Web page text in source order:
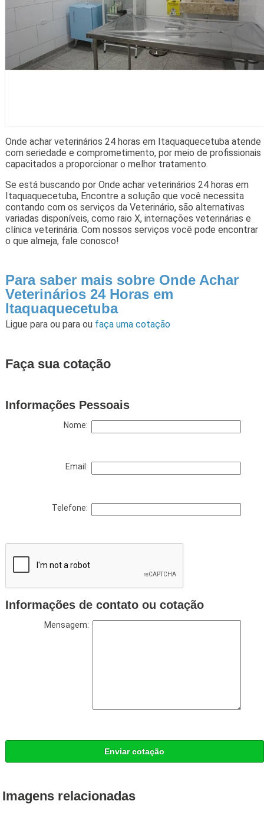
Onde achar veterinários 24 horas em Itaquaquecetuba atende
com seriedade e comprometimento, por meio de profissionais
capacitados a proporcionar o melhor tratamento.
Se está buscando por Onde achar veterinários 24 horas em
Itaquaquecetuba, Encontre a solução que você necessita
contando com os serviços da Veterinário, são alternativas
variadas disponíveis, como raio X, internações veterinárias e
clínica veterinária. Com nossos serviços você pode encontrar
o que almeja, fale conosco!
Para saber mais sobre Onde Achar
Veterinários 24 Horas em
Itaquaquecetuba
Ligue para ou para ou faça uma cotação
Faça sua cotação
Informações Pessoais
Nome:
Email:
Telefone:
Informações de contato ou cotação
Mensagem:
Enviar cotação
Imagens relacionadas